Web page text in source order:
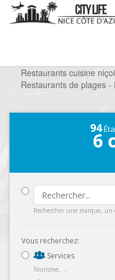
Restaurants cuisine
Restaurants de plages
94
6
Rechercher une marque, un
Vous recherchez:
Services
Tourisme, ...